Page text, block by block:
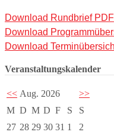
Download Rundbrief PDF
Download
Download
Veranstaltungskalender
<< Aug. 2026
>>
M D M D F S
S
27 28 29 30 31 1
2